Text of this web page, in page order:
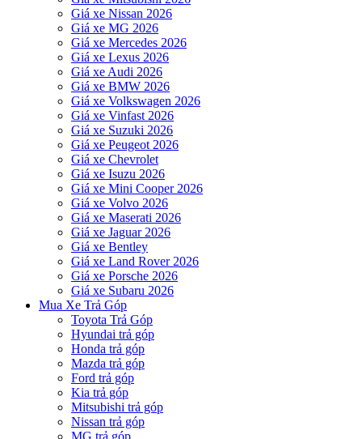
Giá xe Nissan 2026
Giá xe MG 2026
Giá xe Mercedes 2026
Giá xe Lexus 2026
Giá xe Audi 2026
Giá xe BMW 2026
Giá xe Volkswagen 2026
Giá xe Vinfast 2026
Giá xe Suzuki 2026
Giá xe Peugeot 2026
Giá xe Chevrolet
Giá xe Isuzu 2026
Giá xe Mini Cooper 2026
Giá xe Volvo 2026
Giá xe Maserati 2026
Giá xe Jaguar 2026
Giá xe Bentley
Giá xe Land Rover 2026
Giá xe Porsche 2026
Giá xe Subaru 2026
Mua Xe Trả Góp
Toyota Trả Góp
Hyundai trả góp
Honda trả góp
Mazda trả góp
Ford trả góp
Kia trả góp
Mitsubishi trả góp
Nissan trả góp
MG trả góp